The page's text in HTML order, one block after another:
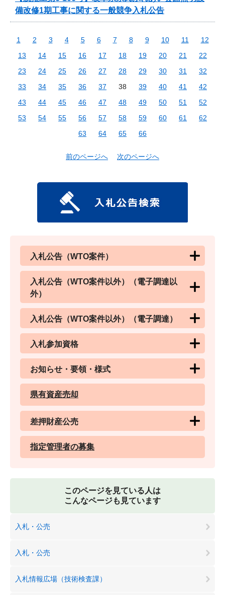
備改修1期工事に関する一般競争入札公告
1 2 3 4 5 6 7 8 9 10 11
12
13
14 15 16 17 18 19 20 21
22
23
24 25 26 27 28 29 30 31
32
33
34 35 36 37 38 39 40 41
42
43
44 45 46 47 48 49 50 51
52
53
54 55 56 57 58 59 60 61
62
63
64 65 66
前のページへ 次のページへ
入札公告（WTO案件）
入札公告（WTO案件以外）（電子調達以
外）
入札公告（WTO案件以外）（電子調達）
入札参加資格
お知らせ・要領・様式
県有資産売却
差押財産公売
指定管理者の募集
このページを見ている人は
こんなページも見ています
入札・公売
入札・公売
入札情報広場（技術検査課）